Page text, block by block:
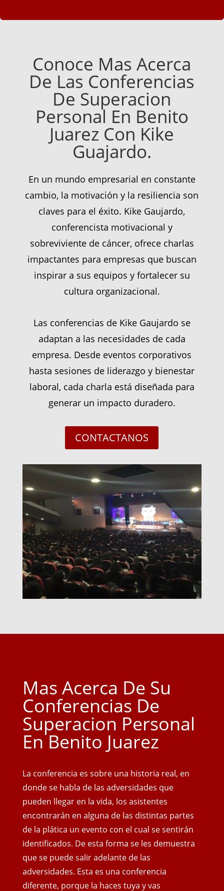
Conoce Mas Acerca
De Las Conferencias
De Superacion
Personal En Benito
Juarez Con Kike
Guajardo.
En un mundo empresarial en constante
cambio, la motivación y la resiliencia son
claves para el éxito. Kike Gaujardo,
conferencista motivacional y
sobreviviente de cáncer, ofrece charlas
impactantes para empresas que buscan
inspirar a sus equipos y fortalecer su
cultura organizacional.
Las conferencias de Kike Gaujardo se
adaptan a las necesidades de cada
empresa. Desde eventos corporativos
hasta sesiones de liderazgo y bienestar
laboral, cada charla está diseñada para
generar un impacto duradero.
CONTACTANOS
Mas Acerca De Su
Conferencias De
Superacion Personal
En Benito Juarez
La conferencia es sobre una historia real, en
donde se habla de las adversidades que
pueden llegar en la vida, los asistentes
encontrarán en alguna de las distintas partes
de la plática un evento con el cual se sentirán
identificados. De esta forma se les demuestra
que se puede salir adelante de las
adversidades. Esta es una conferencia
diferente, porque la haces tuya y vas